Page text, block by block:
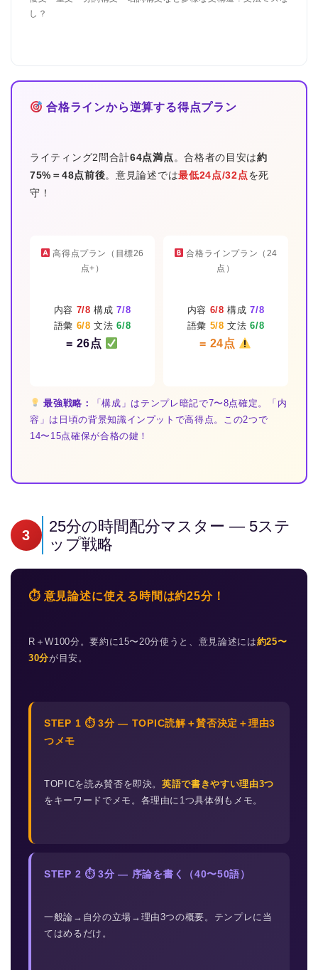
し？
合格ラインから逆算する得点プラン
ライティング2問合計64点満点。合格者の目安は約
75%＝48点前後。意見論述では最低24点/32点を死
守！
高得点プラン（目標26
点+）
内容 7/8 構成7/8
語彙 6/8 文法6/8
= 26点
合格ラインプラン（24
点）
内容 6/8 構成7/8
語彙 5/8 文法6/8
= 24点
最強戦略：
「構成」はテンプレ暗記で7〜8点確定。「内
容」は日頃の背景知識インプットで高得点。この2つで
14〜15点確保が合格の鍵！
3
25分の時間配分マスター — 5ステ
ップ戦略
⏱ 意見論述に使える時間は約25分！
R＋W100分。要約に15〜20分使うと、意見論述には約25〜
30分が目安。
STEP 1 ⏱ 3分 — TOPIC読解＋賛否決定＋理由3
つメモ
TOPICを読み賛否を即決。英語で書きやすい理由3つ
をキーワードでメモ。各理由に1つ具体例もメモ。
STEP 2 ⏱ 3分 — 序論を書く（40〜50語）
一般論→自分の立場→理由3つの概要。テンプレに当
てはめるだけ。